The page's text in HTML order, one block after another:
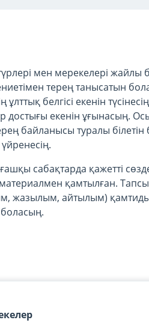
мен мерекелері жайлы
терең танысатын
белгісі екенін
достығы екенін ұғынасың.
байланысы туралы білетін
сабақтарда қажетті
қамтылған.
жазылым, айтылым)
боласың.